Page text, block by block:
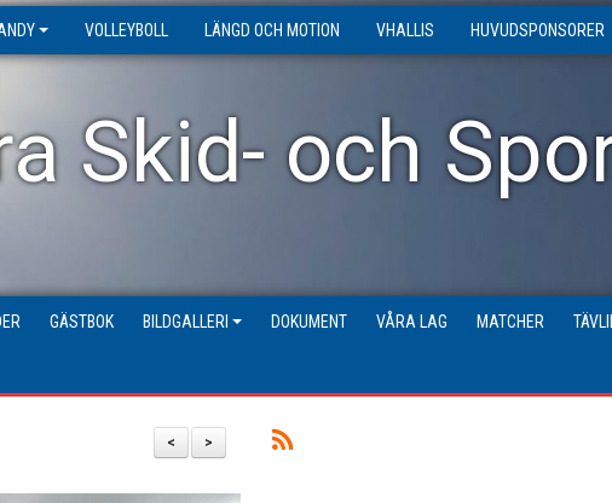
VOLLEYBOLL LÄNGD OCH MOTION VHALLIS HUVUDSPONSORER
Skid- och
GÄSTBOK BILDGALLERI DOKUMENT VÅRA LAG MATCHER
>
<